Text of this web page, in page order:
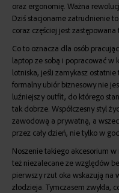
oraz ergonomię. Ważna
Dziś stacjonarne zatrudnienie
coraz częściej jest
Co to oznacza dla osób
laptop ze sobą i popracować w
lotniska, jeśli zamykasz
formalny ubiór biznesowy nie
luźniejszy outfit, do którego
tak dobrze. Współczesny styl
zawodową a prywatną, a
przez cały dzień, nie tylko w
Noszenie takiego akcesorium
też niezalecane ze względów
pierwszy rzut oka wskazują na
złodzieja. Tymczasem zwykła,